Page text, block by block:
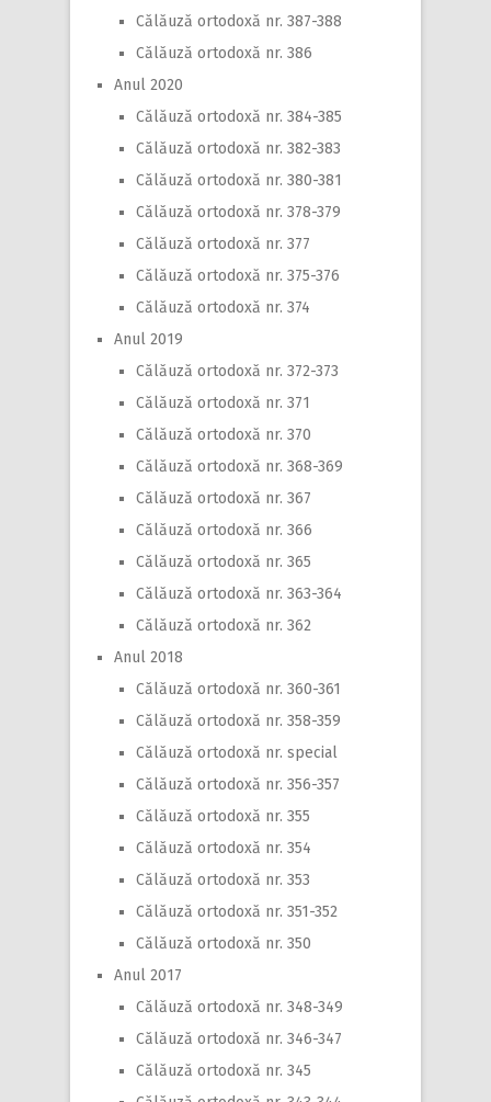
Călăuză ortodoxă nr. 387-388
Călăuză ortodoxă nr. 386
Anul 2020
Călăuză ortodoxă nr. 384-385
Călăuză ortodoxă nr. 382-383
Călăuză ortodoxă nr. 380-381
Călăuză ortodoxă nr. 378-379
Călăuză ortodoxă nr. 377
Călăuză ortodoxă nr. 375-376
Călăuză ortodoxă nr. 374
Anul 2019
Călăuză ortodoxă nr. 372-373
Călăuză ortodoxă nr. 371
Călăuză ortodoxă nr. 370
Călăuză ortodoxă nr. 368-369
Călăuză ortodoxă nr. 367
Călăuză ortodoxă nr. 366
Călăuză ortodoxă nr. 365
Călăuză ortodoxă nr. 363-364
Călăuză ortodoxă nr. 362
Anul 2018
Călăuză ortodoxă nr. 360-361
Călăuză ortodoxă nr. 358-359
Călăuză ortodoxă nr. special
Călăuză ortodoxă nr. 356-357
Călăuză ortodoxă nr. 355
Călăuză ortodoxă nr. 354
Călăuză ortodoxă nr. 353
Călăuză ortodoxă nr. 351-352
Călăuză ortodoxă nr. 350
Anul 2017
Călăuză ortodoxă nr. 348-349
Călăuză ortodoxă nr. 346-347
Călăuză ortodoxă nr. 345